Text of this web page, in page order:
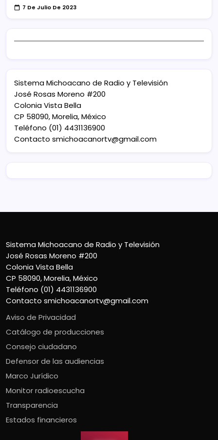
7 De Julio De 2023
Sistema Michoacano de Radio y Televisión
José Rosas Moreno #200
Colonia Vista Bella
CP 58090, Morelia, México
Teléfono (01) 4431136900
Contacto smichoacanortv@gmail.com
Sistema Michoacano de Radio y Televisión
José Rosas Moreno #200
Colonia Vista Bella
CP 58090, Morelia, México
Teléfono (01) 4431136900
Contacto smichoacanortv@gmail.com
Aviso de Privacidad
Catálogo de producciones
Consejo ciudadano
Defensor de las audiencias
Marco Jurídico
Monitor radioescucha
Transparencia
Estados financieros